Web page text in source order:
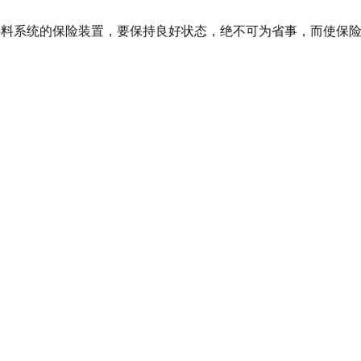
系统的保险装置，要保持良好状态，绝不可为省事，而使保险